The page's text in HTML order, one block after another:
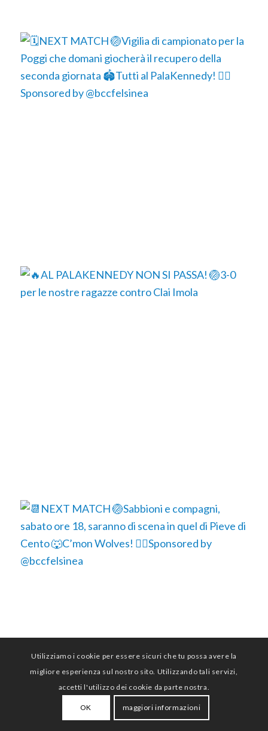
Utilizziamo i cookie per essere sicuri che tu possa avere la
migliore esperienza sul nostro sito. Utilizzando tali servizi,
accetti l'utilizzo dei cookie da parte nostra.
OK maggiori informazioni